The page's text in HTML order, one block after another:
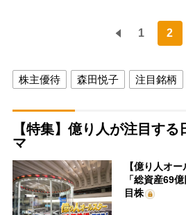
1 2
株主優待 森田悦子 注目銘柄
【特集】億り人が注目す
マ
【億り人オ
「総資産69
目株